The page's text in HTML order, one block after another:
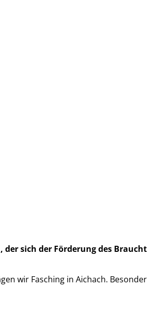
sich der Förderung des
wir Fasching in Aichach.